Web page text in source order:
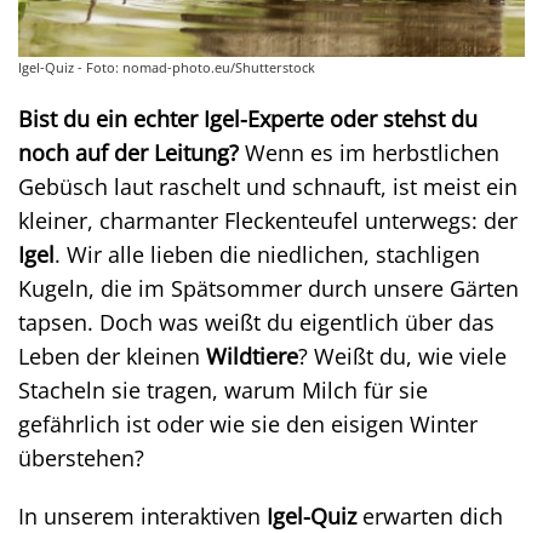
Igel-Quiz - Foto: nomad-photo.eu/Shutterstock
Bist du ein echter Igel-Experte oder stehst du
noch auf der Leitung? Wenn es im herbstlichen
Gebüsch laut raschelt und schnauft, ist meist ein
kleiner, charmanter Fleckenteufel unterwegs: der
Igel. Wir alle lieben die niedlichen, stachligen
Kugeln, die im Spätsommer durch unsere Gärten
tapsen. Doch was weißt du eigentlich über das
Leben der kleinen Wildtiere? Weißt du, wie viele
Stacheln sie tragen, warum Milch für sie
gefährlich ist oder wie sie den eisigen Winter
überstehen?
In unserem interaktiven Igel-Quizerwarten dich